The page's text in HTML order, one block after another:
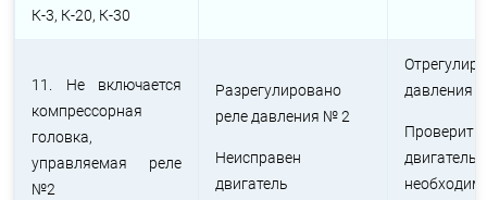
К-3, К-20, К-30
11. Не включается
компрессорная
головка,
управляемая реле
№2
Разрегулировано
реле давления № 2
Неисправен
двигатель
давления
Проверить